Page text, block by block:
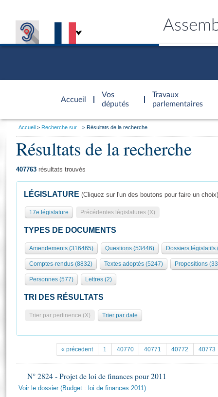
Accueil
d'accueil
Vos
députés
Travaux
parlementaires
Présidence
577 députés
Groupes politiques
Élections législatives
Séance publique
Commissions et autres organes
Europe et International
Contrôle et évaluation
Congrès
Pétitions
Documents parlementaires
Propositions de loi
Amendements
Général
Rôle et pouvoirs de l'Assemblée
Organisation de l'Assemblée
Présidence Conférence des Présidents Bureau Collège des
Statistiques et chiffres clés
Transparence et déontologie
Histoire
Juniors
Visiter l'Assemblée
Visite virtuelle du palais Bourbon
Assister à une séance
Accès des chercheurs à l’Assemblée
Les évènements
Les archives
Photos libres de droit
Vous
Accueil Recherche sur... Résultats de la recherche
Résultats de la recherche
407763 résultats trouvés
LÉGISLATURE (Cliquez sur l'un des boutons pour faire un choix)
17e législature Précédentes législatures (X)
TYPES DE DOCUMENTS
Amendements (316465) Questions (53446) Dossiers législatifs
Comptes-rendus (8832) Textes adoptés (5247) Propositions
Personnes (577) Lettres (2)
TRI DES RÉSULTATS
Trier par pertinence (X) Trier par date
« précedent 1 40770 40771 40772 40773
N° 2824 - Projet de loi de finances pour 2011
Voir le dossier (Budget : loi de finances 2011)